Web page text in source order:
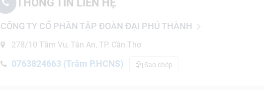
THÔNG TIN LIÊN HỆ
CÔNG TY CỔ PHẦN TẬP ĐOÀN ĐẠI PHÚ THÀNH
278/10 Tầm Vu, Tân An, TP. Cần Thơ
0763824663 (Trâm P.HCNS) Sao chép